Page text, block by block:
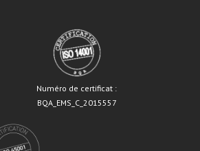
Numéro de certificat :
BQA_EMS_C_2015557